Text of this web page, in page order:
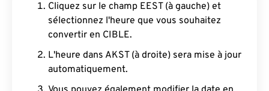
Cliquez sur le champ EEST (à gauche) et
sélectionnez l'heure que vous souhaitez
convertir en CIBLE.
L'heure dans AKST (à droite) sera mise à jour
automatiquement.